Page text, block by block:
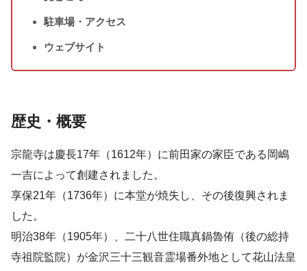
駐車場・アクセス
ウェブサイト
歴史・概要
宗龍寺は慶長17年（1612年）に前田家の家臣である岡嶋
一吉によって創建されました。
享保21年（1736年）に本堂が焼失し、その後復興されま
した。
明治38年（1905年）、二十八世住職真鍋魯侑（後の総持
寺祖院監院）が金沢三十三観音霊場番外地として花山法皇